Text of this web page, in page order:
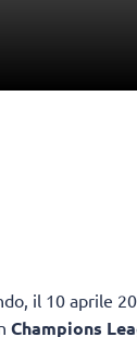
il 10 aprile
Champions